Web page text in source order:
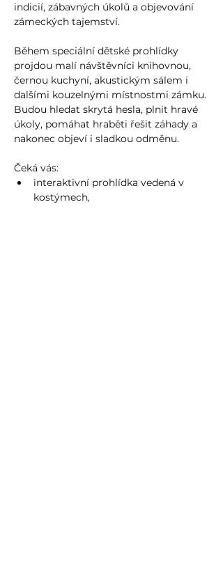
indicií, zábavných úkolů a objevování
zámeckých tajemství.
Během speciální dětské prohlídky
projdou malí návštěvníci knihovnou,
černou kuchyní, akustickým sálem i
dalšími kouzelnými místnostmi zámku.
Budou hledat skrytá hesla, plnit hravé
úkoly, pomáhat hraběti řešit záhady a
nakonec objeví i sladkou odměnu.
Čeká vás:
interaktivní prohlídka vedená v
kostýmech,